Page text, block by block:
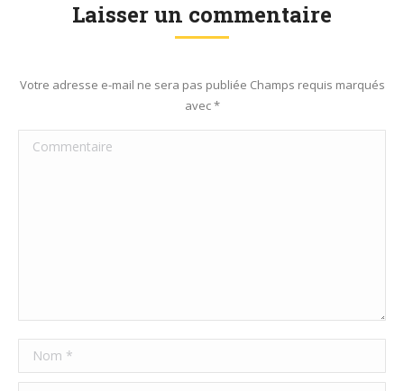
Laisser un commentaire
Votre adresse e-mail ne sera pas publiée Champs requis marqués
avec*
Commentaire
Nom *